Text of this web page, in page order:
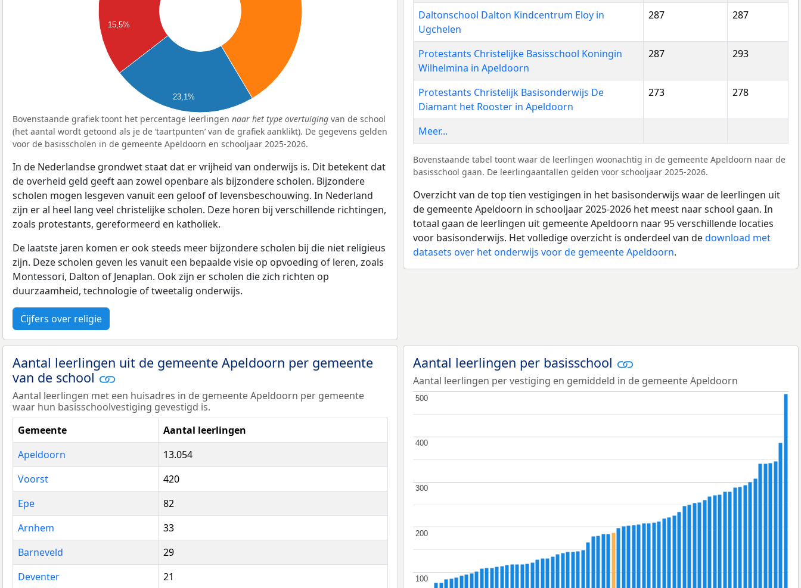
15,5%
23,1%
Bovenstaande grafiek toont het percentage leerlingen naar het type overtuiging van de school
(het aantal wordt getoond als je de ‘taartpunten’ van de grafiek aanklikt). De gegevens gelden
voor de basisscholen in de gemeente Apeldoorn en schooljaar 2025-2026.
In de Nederlandse grondwet staat dat er vrijheid van onderwijs is. Dit betekent dat
de overheid geld geeft aan zowel openbare als bijzondere scholen. Bijzondere
scholen mogen lesgeven vanuit een geloof of levensbeschouwing. In Nederland
zijn er al heel lang veel christelijke scholen. Deze horen bij verschillende richtingen,
zoals protestants, gereformeerd en katholiek.
De laatste jaren komen er ook steeds meer bijzondere scholen bij die niet religieus
zijn. Deze scholen geven les vanuit een bepaalde visie op opvoeding of leren, zoals
Montessori, Dalton of Jenaplan. Ook zijn er scholen die zich richten op
duurzaamheid, technologie of tweetalig onderwijs.
Cijfers over religie
Daltonschool Dalton Kindcentrum Eloy in
Ugchelen
287 287
Protestants Christelijke Basisschool Koningin
Wilhelmina in Apeldoorn
287 293
Protestants Christelijk Basisonderwijs De
Diamant het Rooster in Apeldoorn
273 278
Meer...
Bovenstaande tabel toont waar de leerlingen woonachtig in de gemeente Apeldoorn naar de
basisschool gaan. De leerlingaantallen gelden voor schooljaar 2025-2026.
Overzicht van de top tien vestigingen in het basisonderwijs waar de leerlingen uit
de gemeente Apeldoorn in schooljaar 2025-2026 het meest naar school gaan. In
totaal gaan de leerlingen uit gemeente Apeldoorn naar 95 verschillende locaties
voor basisonderwijs. Het volledige overzicht is onderdeel van dedownload met
datasets over het onderwijs voor de gemeente Apeldoorn.
Aantal leerlingen uit de gemeente Apeldoorn per gemeente
van de school
Aantal leerlingen met een huisadres in de gemeente Apeldoorn per gemeente
waar hun basisschoolvestiging gevestigd is.
Gemeente
Aantal leerlingen
Apeldoorn
13.054
Voorst
420
Epe
82
Arnhem
33
Barneveld
29
Deventer
21
Aantal leerlingen per basisschool
Aantal leerlingen per vestiging en gemiddeld in de gemeente Apeldoorn
100
100
200
200
300
300
400
400
500
500